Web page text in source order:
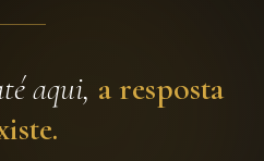
aqui, a resposta